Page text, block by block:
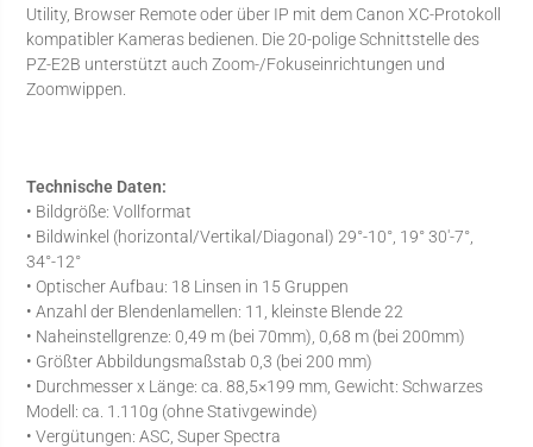
Utility, Browser Remote oder über IP mit dem Canon XC-Protokoll
kompatibler Kameras bedienen. Die 20-polige Schnittstelle des
PZ-E2B unterstützt auch Zoom-/Fokuseinrichtungen und
Zoomwippen.
Technische Daten:
• Bildgröße: Vollformat
• Bildwinkel (horizontal/Vertikal/Diagonal) 29°-10°, 19° 30′-7°,
34°-12°
• Optischer Aufbau: 18 Linsen in 15 Gruppen
• Anzahl der Blendenlamellen: 11, kleinste Blende 22
• Naheinstellgrenze: 0,49 m (bei 70mm), 0,68 m (bei 200mm)
• Größter Abbildungsmaßstab 0,3 (bei 200 mm)
• Durchmesser x Länge: ca. 88,5×199 mm, Gewicht: Schwarzes
Modell: ca. 1.110g (ohne Stativgewinde)
• Vergütungen: ASC, Super Spectra